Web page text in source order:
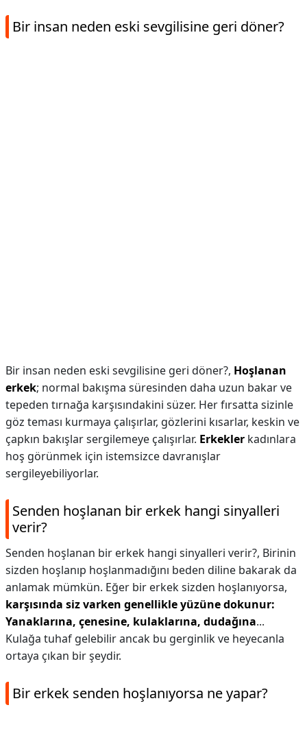
Bir insan neden eski sevgilisine geri döner?
Bir insan neden eski sevgilisine geri döner?, Hoşlanan
erkek; normal bakışma süresinden daha uzun bakar ve
tepeden tırnağa karşısındakini süzer. Her fırsatta sizinle
göz teması kurmaya çalışırlar, gözlerini kısarlar, keskin ve
çapkın bakışlar sergilemeye çalışırlar. Erkekler kadınlara
hoş görünmek için istemsizce davranışlar
sergileyebiliyorlar.
Senden hoşlanan bir erkek hangi sinyalleri
verir?
Senden hoşlanan bir erkek hangi sinyalleri verir?, Birinin
sizden hoşlanıp hoşlanmadığını beden diline bakarak da
anlamak mümkün. Eğer bir erkek sizden hoşlanıyorsa,
karşısında siz varken genellikle yüzüne dokunur:
Yanaklarına, çenesine, kulaklarına, dudağına...
Kulağa tuhaf gelebilir ancak bu gerginlik ve heyecanla
ortaya çıkan bir şeydir.
Bir erkek senden hoşlanıyorsa ne yapar?